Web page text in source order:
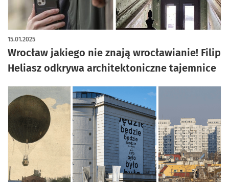
Wrocław jakiego nie znają wrocławianie! Filip
Heliasz odkrywa architektoniczne tajemnice
15.01.2025
artykuł z galerią zdjęć